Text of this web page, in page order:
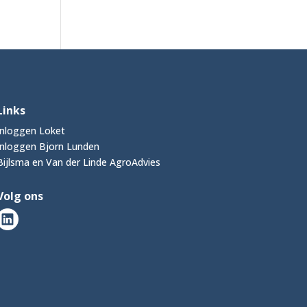
Loket
Bjorn Lunden
en Van der Linde AgroAdvies
ons